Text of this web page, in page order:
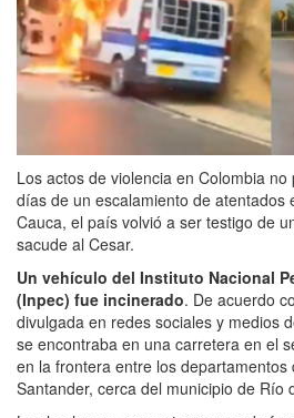
Los actos de violencia en Colombia
días de un escalamiento de atentados
Cauca, el país volvió a ser testigo de
sacude al Cesar.
Un vehículo del Instituto Nacional
(Inpec) fue incinerado. De acuerdo
divulgada en redes sociales y medios
se encontraba en una carretera en el
en la frontera entre los departamentos
Santander, cerca del municipio de Río